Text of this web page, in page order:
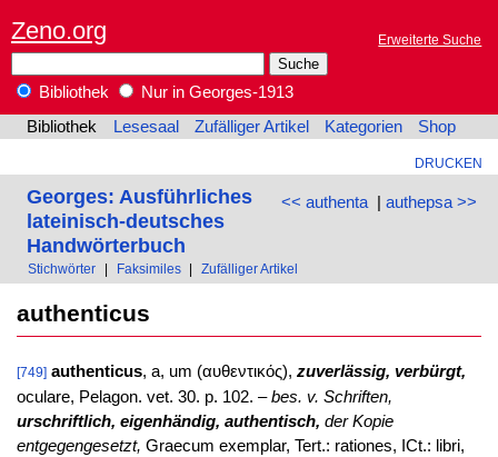
Zeno.org Erweiterte Suche
Bibliothek
Nur in Georges-1913
Bibliothek
Lesesaal Zufälliger Artikel Kategorien Shop
DRUCKEN
<< authenta| authepsa >>
Georges: Ausführliches
lateinisch-deutsches
Handwörterbuch
Stichwörter Faksimiles Zufälliger Artikel
authenticus
[749] authenticus, a, um (αυθεντικός), zuverlässig, verbürgt,
oculare, Pelagon. vet. 30. p. 102. –bes. v. Schriften,
urschriftlich, eigenhändig, authentisch, der Kopie
entgegengesetzt, Graecum exemplar, Tert.: rationes, ICt.: libri,